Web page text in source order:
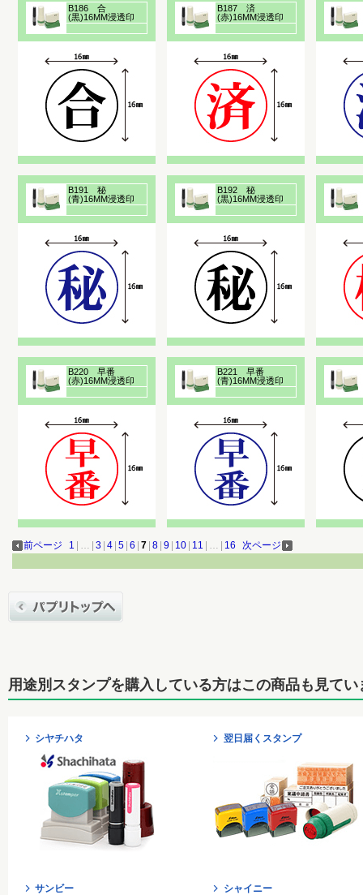
B186 合
(黒)16MM浸透印
B187 済
(赤)16MM浸透印
B191 秘
(青)16MM浸透印
B192 秘
(黒)16MM浸透印
B220 早番
(赤)16MM浸透印
B221 早番
(青)16MM浸透印
前ページ 1 … 3 4 5 6 7 8 9 10 11 … 16 次ページ
用途別スタンプを購入している方はこの商品も見てい
シヤチハタ 翌日届くスタンプ
サンビー シャイニー